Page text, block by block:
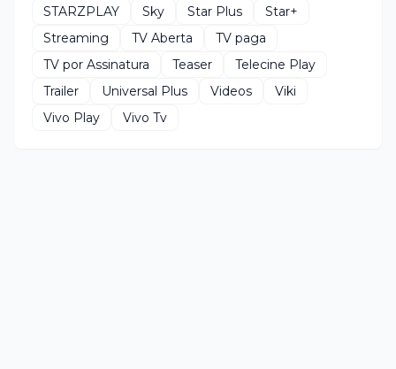
STARZPLAY
Sky Star Plus
Star+
Streaming
TV Aberta
TV paga
TV por Assinatura
Teaser
Telecine Play
Trailer
Universal Plus Videos
Viki
Vivo Play
Vivo Tv